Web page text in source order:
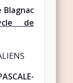
Blagnac
de